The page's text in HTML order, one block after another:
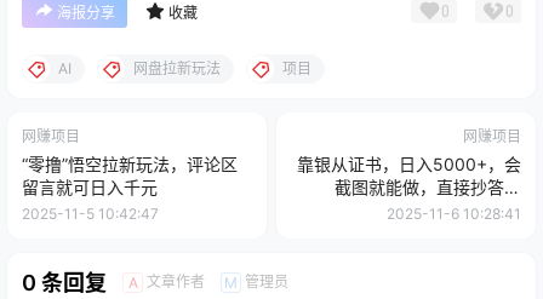
海报分享 收藏 0 0
AI 网盘拉新玩法 项目
网赚项目
“零撸”悟空拉新玩法，评论区
留言就可日入千元
2025-11-5 10:42:47
网赚项目
靠银从证书，日入5000+，会
截图就能做，直接抄答案
（附：140G银从合集）
2025-11-6 10:28:41
0 条回复 A 文章作者 M 管理员